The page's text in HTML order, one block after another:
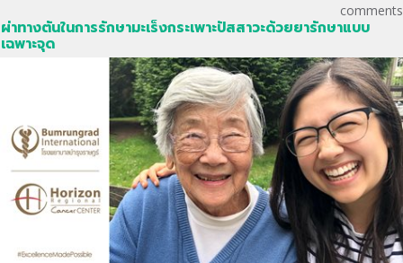
comments
ผ่าทางตันในการรักษามะเร็งกระเพาะปัสสาวะด้วยยารักษาแบบ
เฉพาะจุด